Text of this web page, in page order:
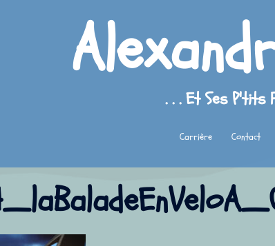
. . . Et Ses P'tits
Carrière Contact